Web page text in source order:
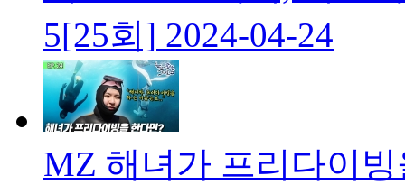
5[25회] 2024-04-24
MZ 해녀가 프리다이